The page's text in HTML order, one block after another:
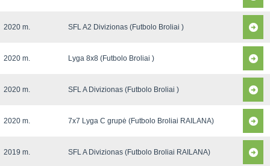
2020 m. SFL A2 Divizionas (Futbolo Broliai )
2020 m. Lyga 8x8 (Futbolo Broliai )
2020 m. SFL A Divizionas (Futbolo Broliai )
2020 m. 7x7 Lyga C grupė (Futbolo Broliai RAILANA)
2019 m. SFL A Divizionas (Futbolo Broliai RAILANA)